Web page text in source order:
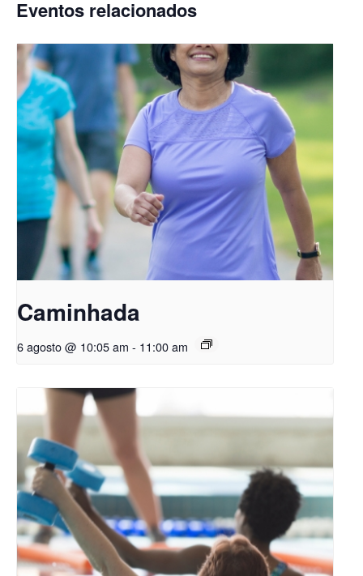
Eventos relacionados
Caminhada
6 agosto @ 10:05 am - 11:00 am